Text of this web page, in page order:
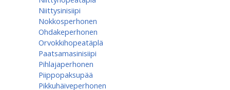
Niittysinisiipi
Nokkosperhonen
Ohdakeperhonen
Orvokkihopeatäplä
Paatsamasinisiipi
Pihlajaperhonen
Piippopaksupää
Pikkuhäiveperhonen